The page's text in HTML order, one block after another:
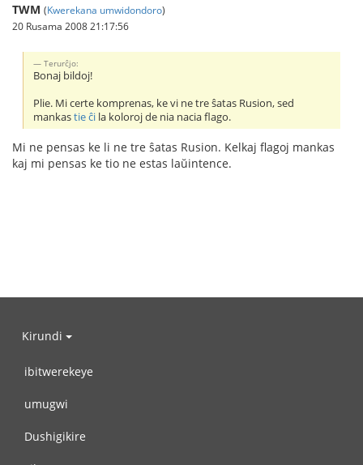
TWM (Kwerekana umwidondoro)
20 Rusama 2008 21:17:56
Terurĉjo:
Bonaj bildoj!
Plie. Mi certe komprenas, ke vi ne tre ŝatas Rusion, sed
mankastie ĉi la koloroj de nia nacia flago.
Mi ne pensas ke li ne tre ŝatas Rusion. Kelkaj flagoj mankas
kaj mi pensas ke tio ne estas laŭintence.
Kirundi
ibitwerekeye
umugwi
Dushigikire